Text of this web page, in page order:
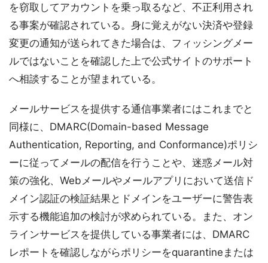
を窃取してアカウントを乗っ取るなど、不正利用され
る事案が確認されている。身に覚えがない決済や登録
変更の通知が送られてきた場合は、フィッシングメー
ルではないことを確認した上で公式サイトのサポート
へ相談することが望まれている。
メールサービスを提供する通信事業者にはこれまでと
同様に、DMARC(Domain-based Message
Authentication, Reporting, and Conformance)ポリシ
ーに従ってメールの配信を行うことや、迷惑メール対
策の強化、Webメールやメールアプリにおいて送信ド
メイン認証の検証結果とドメインをユーザーに警告表
示する機能追加の検討が求められている。また、オン
ラインサービスを提供している事業者には、DMARC
レポートを確認しながらポリシーをquarantineまたは